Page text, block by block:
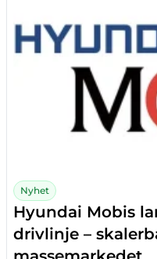
Nyhet
Hyundai Mobis
drivlinje –